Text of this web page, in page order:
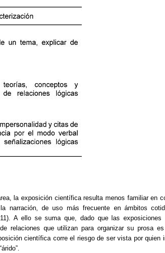
la exposición científica resulta menos familiar en
narración, de uso más frecuente en ámbitos
A ello se suma que, dado que las exposiciones
relaciones que utilizan para organizar su prosa
científica corre el riesgo de ser vista por quien